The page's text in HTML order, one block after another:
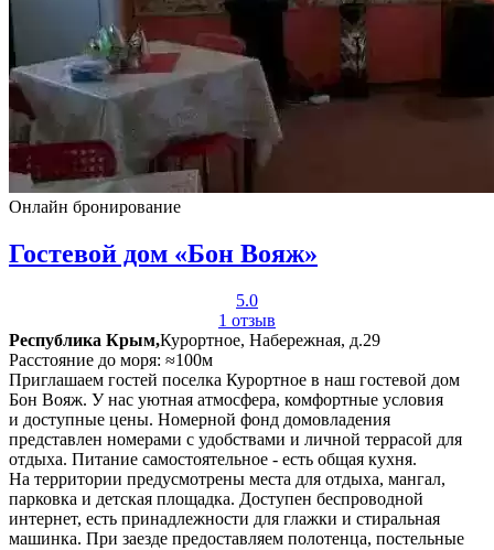
Онлайн бронирование
Гостевой дом «Бон Вояж»
5.0
1 отзыв
Республика Крым,Курортное, Набережная, д.29
Расстояние до моря: ≈100м
Приглашаем гостей поселка Курортное в наш гостевой дом
Бон Вояж. У нас уютная атмосфера, комфортные условия
и доступные цены. Номерной фонд домовладения
представлен номерами с удобствами и личной террасой для
отдыха. Питание самостоятельное - есть общая кухня.
На территории предусмотрены места для отдыха, мангал,
парковка и детская площадка. Доступен беспроводной
интернет, есть принадлежности для глажки и стиральная
машинка. При заезде предоставляем полотенца, постельные